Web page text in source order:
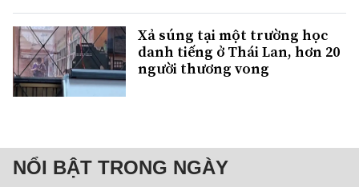
Xả súng tại một trường học
danh tiếng ở Thái Lan, hơn 20
người thương vong
NỔI BẬT TRONG NGÀY